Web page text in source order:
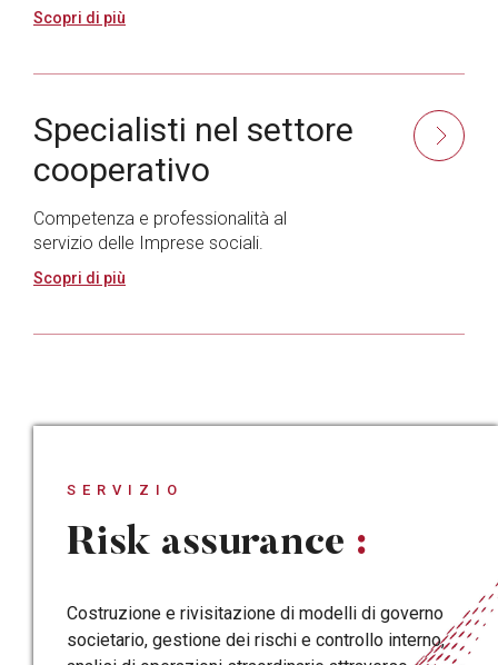
Scopri di più
Specialisti nel settore
cooperativo
Competenza e professionalità al
servizio delle Imprese sociali.
Scopri di più
SERVIZIO
Risk assurance :
Costruzione e rivisitazione di modelli di governo
societario, gestione dei rischi e controllo interno,